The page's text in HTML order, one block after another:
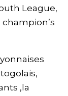
League,
,la